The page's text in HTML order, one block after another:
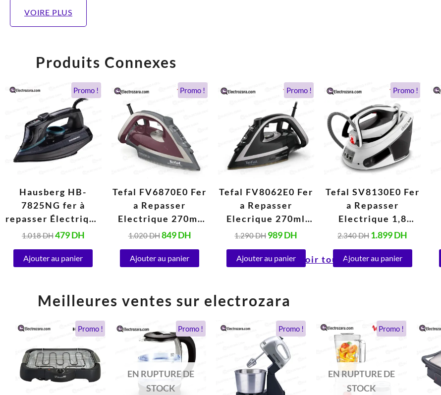
VOIRE PLUS
Produits Connexes
Promo !
Hausberg HB-
7825NG fer à
repasser Électrique
– (220-240V,
1.018DH
initial
était :
1.018 DH.
479DH
Le
prix
479 DH.
Ajouter au panier
Promo !
Tefal FV6870E0 Fer
a Repasser
Electrique 270ml
(2800W)
1.020DH
était :
1.020 DH.
849DH
Le
prix
Ajouter au panier
Promo !
Tefal FV8062E0 Fer
a Repasser
Elecrique 270ml
(3000W)
1.290DH
était :
1.290 DH.
989DH
Le
prix
actuel
est :
989 DH.
Ajouter au panier
Promo !
Tefal SV8130E0 Fer
a Repasser
Electrique 1,8
Litres (2400W)
2.340DH
initial
était :
2.340 DH.
1.899DH
Le
prix
est :
1.899 DH.
Ajouter au panier
Voir tout >
Meilleures ventes sur electrozara
Promo !
initial
était :
490 DH.
Le
prix
actuel
est :
279 DH.
Promo !
EN RUPTURE DE
STOCK
prix
initial
était :
300 DH.
Le
prix
actuel
est :
180 DH.
Promo !
prix
initial
était :
428 DH.
Le
prix
actuel
est :
Promo !
EN RUPTURE DE
STOCK
prix
initial
était :
900 DH.
Le
prix
475 DH.